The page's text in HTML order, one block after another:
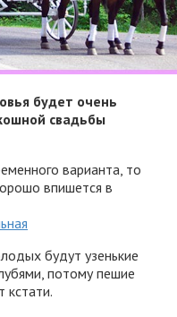
будет очень
свадьбы
варианта, то
впишется в
будут узенькие
потому пешие
кстати.